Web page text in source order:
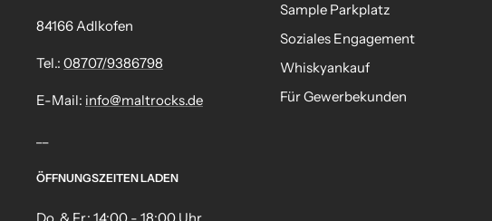
84166 Adlkofen
Tel.: 08707/9386798
E-Mail: info@maltrocks.de
ÖFFNUNGSZEITEN LADEN
Do. & Fr.: 14:00 - 18:00 Uhr
Sample Parkplatz
Soziales Engagement
Whiskyankauf
Für Gewerbekunden